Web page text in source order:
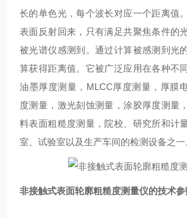
长的单色光，每个波长对应一个距离值
表面反射回来，只有满足共聚焦条件的
被光谱仪感测到。通过计算被感测到光
算获得距离值。它被广泛应用在各种不
油墨厚度测量，MLCC厚度测量，厚膜
度测量，激光刻蚀测量，涂胶厚度测量
料表面粗糙度测量，院校、研究所和计
室、试验室以及生产车间的检测设备之一
非接触式表面轮廓粗糙度测量仪的技术参